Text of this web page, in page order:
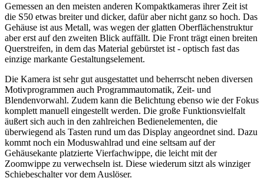
Gemessen an den meisten anderen Kompaktkameras ihrer Zeit ist
die S50 etwas breiter und dicker, dafür aber nicht ganz so hoch. Das
Gehäuse ist aus Metall, was wegen der glatten Oberflächenstruktur
aber erst auf den zweiten Blick auffällt. Die Front trägt einen breiten
Querstreifen, in dem das Material gebürstet ist - optisch fast das
einzige markante Gestaltungselement.
Die Kamera ist sehr gut ausgestattet und beherrscht neben diversen
Motivprogrammen auch Programmautomatik, Zeit- und
Blendenvorwahl. Zudem kann die Belichtung ebenso wie der Fokus
komplett manuell eingestellt werden. Die große Funktionsvielfalt
äußert sich auch in den zahlreichen Bedienelementen, die
überwiegend als Tasten rund um das Display angeordnet sind. Dazu
kommt noch ein Moduswahlrad und eine seltsam auf der
Gehäusekante platzierte Vierfachwippe, die leicht mit der
Zoomwippe zu verwechseln ist. Diese wiederum sitzt als winziger
Schiebeschalter vor dem Auslöser.